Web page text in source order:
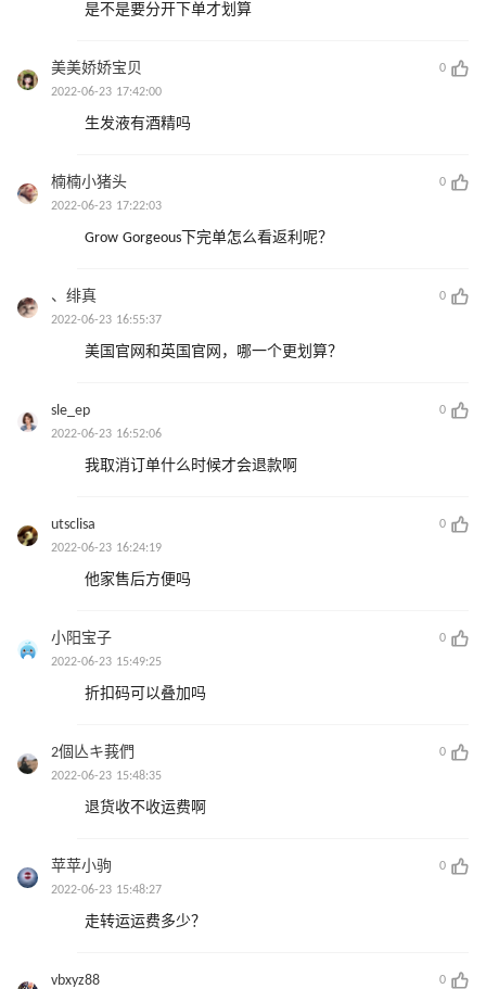
是不是要分开下单才划算
美美娇娇宝贝
0
2022-06-23 17:42:00
生发液有酒精吗
楠楠小猪头
0
2022-06-23 17:22:03
Grow Gorgeous下完单怎么看返利呢？
、绯真
0
2022-06-23 16:55:37
美国官网和英国官网，哪一个更划算？
sle_ep
0
2022-06-23 16:52:06
我取消订单什么时候才会退款啊
utsclisa
0
2022-06-23 16:24:19
他家售后方便吗
小阳宝子
0
2022-06-23 15:49:25
折扣码可以叠加吗
2個亾キ莪們
0
2022-06-23 15:48:35
退货收不收运费啊
苹苹小驹
0
2022-06-23 15:48:27
走转运运费多少？
vbxyz88 0